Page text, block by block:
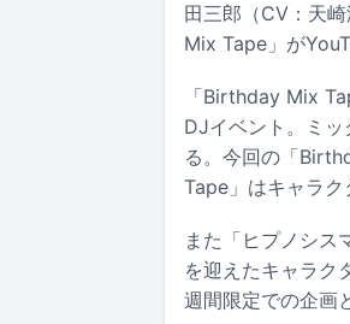
田三郎（CV：天
Mix Tape」が
「Birthday Mix
DJイベント。ミ
る。今回の「
Tape」はキャラク
また「ヒプノシス
を迎えたキャラク
週間限定での企画